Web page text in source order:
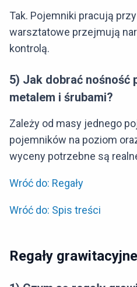
Tak. Pojemniki pracują
warsztatowe przejmują
kontrolą.
5) Jak dobrać nośność
metalem i śrubami?
Zależy od masy jednego
pojemników na poziom
wyceny potrzebne są
Wróć do: Regały
Wróć do: Spis treści
Regały grawitacyjne